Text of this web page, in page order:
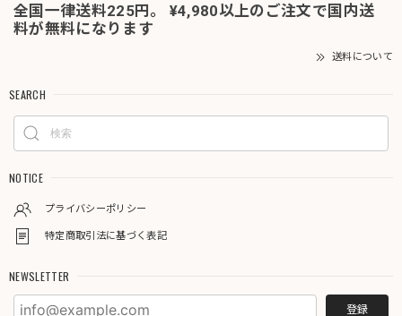
全国一律送料225円。 ¥4,980以上のご注文で国内送
料が無料になります
送料について
SEARCH
NOTICE
プライバシーポリシー
特定商取引法に基づく表記
NEWSLETTER
登録